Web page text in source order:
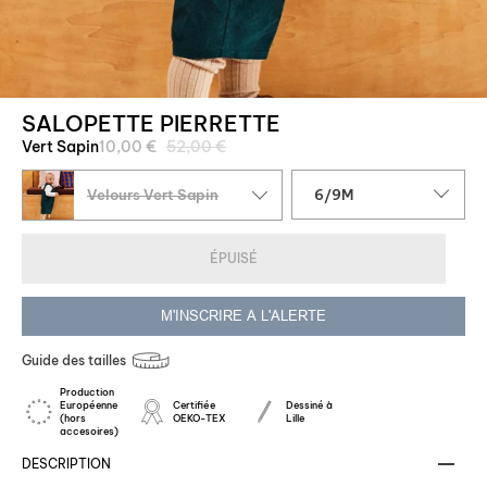
SALOPETTE PIERRETTE
Vert Sapin10,00 € Prix
52,00 €
Velours Vert Sapin
Taille
6/9M
ÉPUISÉ
M'INSCRIRE A L'ALERTE
Guide des tailles
Production
Européenne
(hors
accesoires)
Certifiée
OEKO-TEX
Dessiné à
Lille
DESCRIPTION